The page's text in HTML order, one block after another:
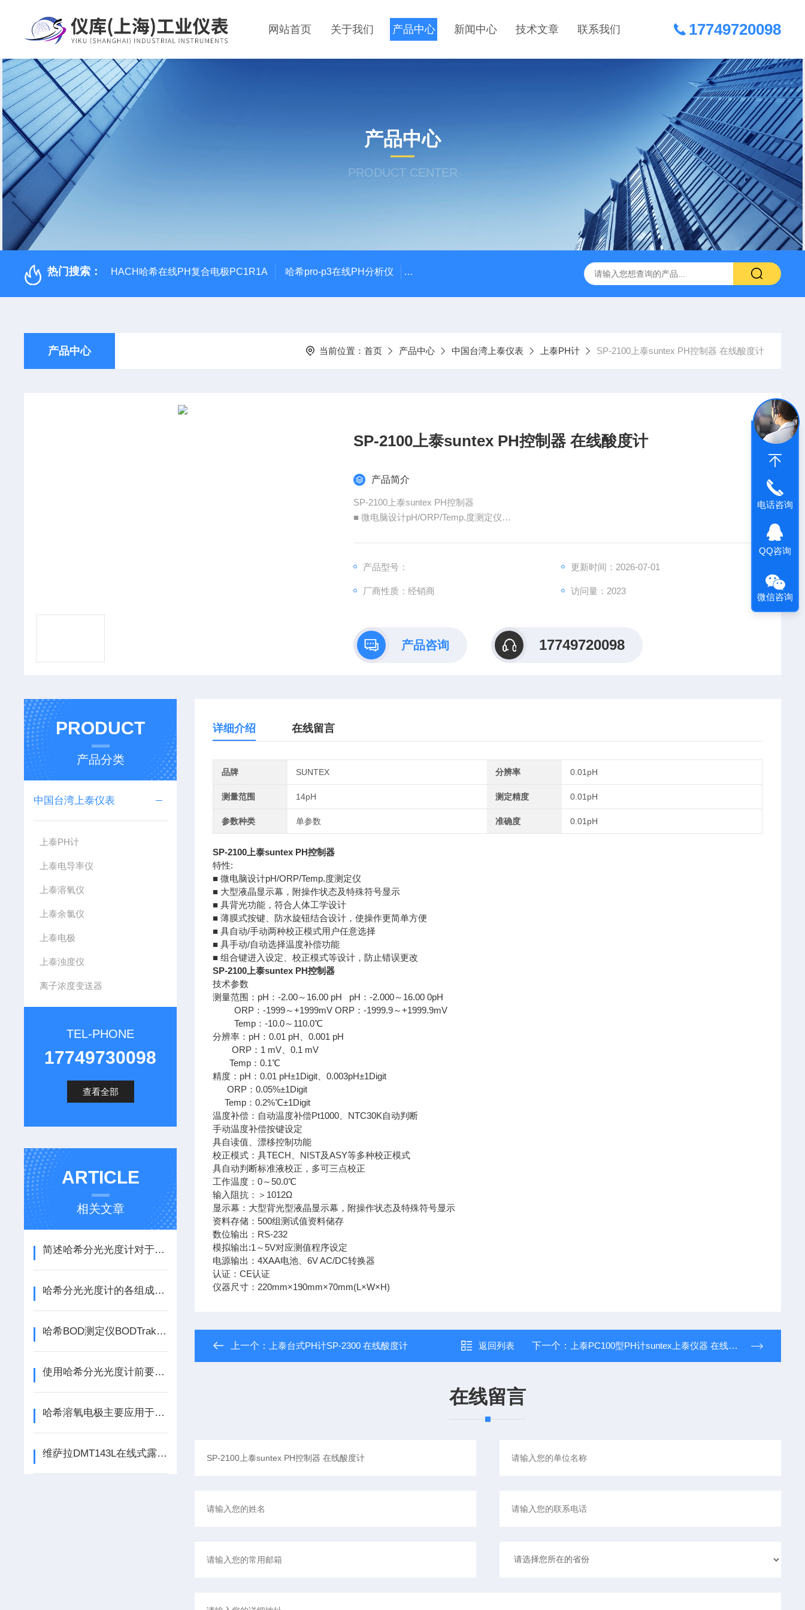
网站首页 关于我们 产品中心 新闻中心 技术文章 联系我们 17749720098
产品中心
PRODUCT CENTER
热门搜索： HACH哈希在线PH复合电极PC1R1A 哈希pro-p3在线PH分析仪 哈希在线PH计电极PD1R1 哈希HQ40D便携式多参数水质分析仪 哈希PD1P1在线PH
产品中心 当前位置： 首页 产品中心 中国台湾上泰仪表 上泰PH计 SP-2100上泰suntex PH控制器 在线酸度计
SP-2100上泰suntex PH控制器 在线酸度计
产品简介
SP-2100上泰suntex PH控制器
■ 微电脑设计pH/ORP/Temp.度测定仪
■ 薄膜式按键、防水旋钮结合设计，使操作更简单方便
产品型号： 更新时间：2026-07-01
厂商性质：经销商 访问量：2023
产品咨询 17749720098
PRODUCT
产品分类
中国台湾上泰仪表
上泰PH计
上泰电导率仪
上泰溶氧仪
上泰余氯仪
上泰电极
上泰浊度仪
离子浓度变送器
TEL-PHONE
17749730098
查看全部
ARTICLE
相关文章
简述哈希分光光度计对于安装环境的要求
哈希分光光度计的各组成部件功能特点介绍
哈希BOD测定仪BODTrakII hach测定仪
使用哈希分光光度计前要良好行校准
哈希溶氧电极主要应用于水质监测领域中
维萨拉DMT143L在线式露点变送器的正确安装步骤分享
详细介绍 在线留言
品牌 SUNTEX 分辨率 0.01pH
测量范围 14pH 测定精度 0.01pH
参数种类 单参数 准确度 0.01pH
SP-2100上泰suntex PH控制器
特性:
■ 微电脑设计pH/ORP/Temp.度测定仪
■ 大型液晶显示幕，附操作状态及特殊符号显示
■ 具背光功能，符合人体工学设计
■ 薄膜式按键、防水旋钮结合设计，使操作更简单方便
■ 具自动/手动两种校正模式用户任意选择
■ 具手动/自动选择温度补偿功能
■ 组合键进入设定、校正模式等设计，防止错误更改
SP-2100上泰suntex PH控制器
技术参数
测量范围：pH：-2.00～16.00 pH pH：-2.000～16.00 0pH
ORP：-1999～+1999mV ORP：-1999.9～+1999.9mV
Temp：-10.0～110.0℃
分辨率：pH：0.01 pH、0.001 pH
ORP：1 mV、0.1 mV
Temp：0.1℃
精度：pH：0.01 pH±1Digit、0.003pH±1Digit
ORP：0.05%±1Digit
Temp：0.2%℃±1Digit
温度补偿：自动温度补偿Pt1000、NTC30K自动判断
手动温度补偿按键设定
具自读值、漂移控制功能
校正模式：具TECH、NIST及ASY等多种校正模式
具自动判断标准液校正，多可三点校正
工作温度：0～50.0℃
输入阻抗：＞1012Ω
显示幕：大型背光型液晶显示幕，附操作状态及特殊符号显示
资料存储：500组测试值资料储存
数位输出：RS-232
模拟输出:1～5V对应测值程序设定
电源输出：4XAA电池、6V AC/DC转换器
认证：CE认证
仪器尺寸：220mm×190mm×70mm(L×W×H)
上一个： 上泰台式PH计SP-2300 在线酸度计 返回列表 下一个： 上泰PC100型PH计suntex上泰仪器 在线酸度计
在线留言
电话咨询
QQ咨询
微信咨询